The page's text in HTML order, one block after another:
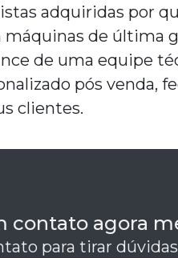
adquiridas por
de última
de uma equipe
pós venda,
clientes.
contato agora
para tirar